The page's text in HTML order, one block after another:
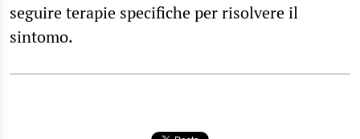
seguire terapie specifiche per risolvere il
sintomo.